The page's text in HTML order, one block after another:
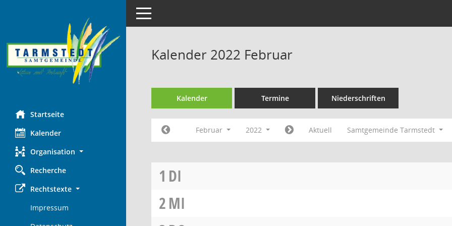
Startseite
Kalender
Organisation
Recherche
Rechtstexte
Impressum
Toggle navigation
Kalender 2022 Februar
Kalender Termine Niederschriften
Februar 2022 Aktuell Samtgemeinde Tarmstedt
1 DI
2MI